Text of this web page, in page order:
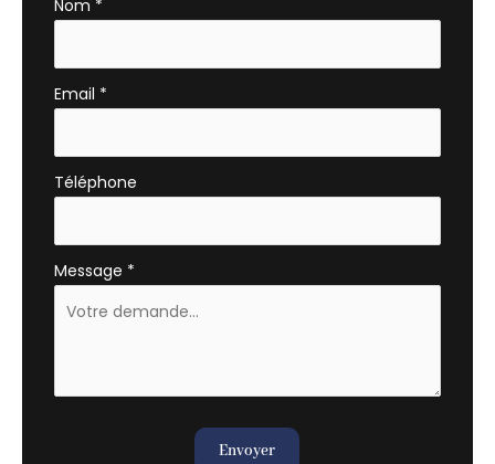
Nom *
Email *
Téléphone
Message *
Envoyer